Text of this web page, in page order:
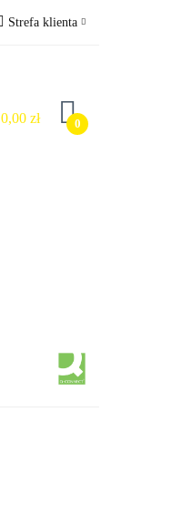
Strefa klienta
Zarejestruj się
Dodaj zgłoszenie
0,00 zł 0